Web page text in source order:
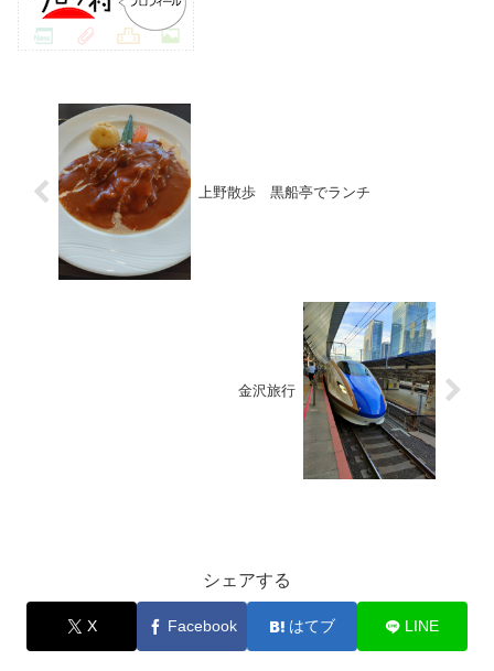
上野散歩 黒船亭でランチ
金沢旅行
シェアする
X Facebook はてブ LINE